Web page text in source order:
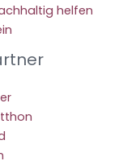
helfen